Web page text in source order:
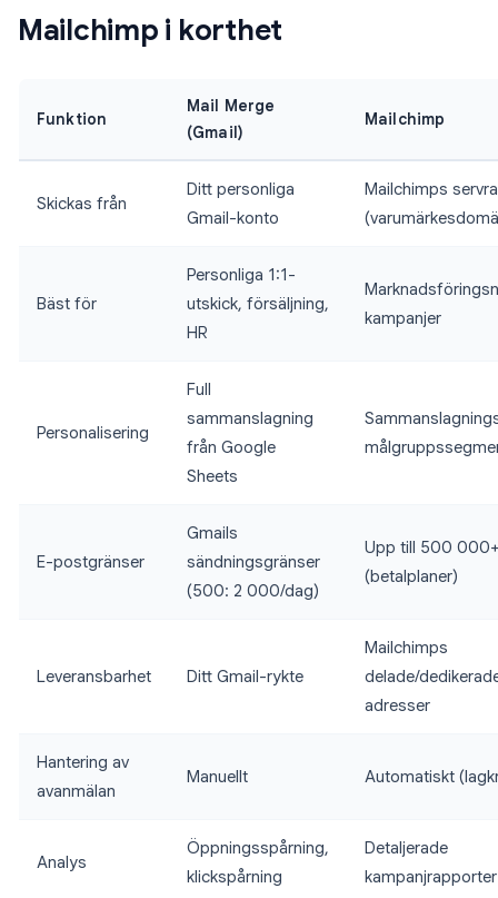
Mailchimp i korthet
Funktion
Mail Merge
(Gmail)
Mailchimp
Skickas från
Ditt personliga
Gmail-konto
Mailchimps
Bäst för
Personliga 1:1-
utskick, försäljning,
HR
kampanjer
Personalisering
Full
sammanslagning
från Google
Sheets
E-postgränser
Gmails
sändningsgränser
(500: 2 000/dag)
Upp till 500
(betalplaner)
Leveransbarhet Ditt Gmail-rykte
Mailchimps
delade/
adresser
Hantering av
avanmälan
Manuellt Automatiskt
Analys
Öppningsspårning,
klickspårning
Detaljerade
kampanjrapporter